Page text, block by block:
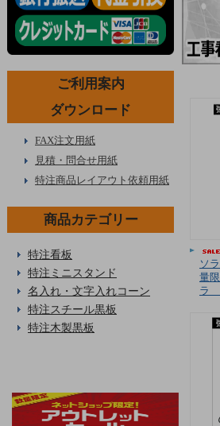
ご利用案内
ダウンロード
FAX注文用紙
見積・問合せ用紙
特注商品レイアウト依頼用紙
商品カテゴリー
特注看板
特注ミニスタンド
名入れ・文字入れコーン
特注スチール黒板
特注木製黒板
ソ
量
ラ